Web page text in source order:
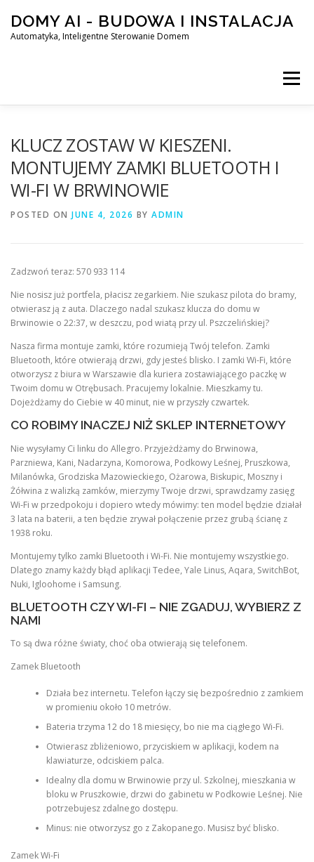
content
DOMY AI - BUDOWA I INSTALACJA
Automatyka, Inteligentne Sterowanie Domem
Menu
SMART DOM AI – AUTOMATYKA, INTELIGENTNE
KLUCZ ZOSTAW W KIESZENI.
MONTUJEMY ZAMKI BLUETOOTH I
WI-FI W BRWINOWIE
POSTED ON JUNE 4, 2026 BY ADMIN
Zadzwoń teraz: 570 933 114
Nie nosisz już portfela, płacisz zegarkiem. Nie szukasz pilota do bramy,
otwierasz ją z auta. Dlaczego nadal szukasz klucza do domu w
Brwinowie o 22:37, w deszczu, pod wiatą przy ul. Pszczelińskiej?
Nasza firma montuje zamki, które rozumieją Twój telefon. Zamki
Bluetooth, które otwierają drzwi, gdy jesteś blisko. I zamki Wi-Fi, które
otworzysz z biura w Warszawie dla kuriera zostawiającego paczkę w
Twoim domu w Otrębusach. Pracujemy lokalnie. Mieszkamy tu.
Dojeżdżamy do Ciebie w 40 minut, nie w przyszły czwartek.
CO ROBIMY INACZEJ NIŻ SKLEP INTERNETOWY
Nie wysyłamy Ci linku do Allegro. Przyjeżdżamy do Brwinowa,
Parzniewa, Kani, Nadarzyna, Komorowa, Podkowy Leśnej, Pruszkowa,
Milanówka, Grodziska Mazowieckiego, Ożarowa, Biskupic, Moszny i
Żółwina z walizką zamków, mierzymy Twoje drzwi, sprawdzamy zasięg
Wi-Fi w przedpokoju i dopiero wtedy mówimy: ten model będzie działał
3 lata na baterii, a ten będzie zrywał połączenie przez grubą ścianę z
1938 roku.
Montujemy tylko zamki Bluetooth i Wi-Fi. Nie montujemy wszystkiego.
Dlatego znamy każdy błąd aplikacji Tedee, Yale Linus, Aqara, SwitchBot,
Nuki, Igloohome i Samsung.
BLUETOOTH CZY WI-FI – NIE ZGADUJ, WYBIERZ Z
NAMI
To są dwa różne światy, choć oba otwierają się telefonem.
Zamek Bluetooth
Działa bez internetu. Telefon łączy się bezpośrednio z zamkiem
w promieniu około 10 metrów.
Bateria trzyma 12 do 18 miesięcy, bo nie ma ciągłego Wi-Fi.
Otwierasz zbliżeniowo, przyciskiem w aplikacji, kodem na
klawiaturze, odciskiem palca.
Idealny dla domu w Brwinowie przy ul. Szkolnej, mieszkania w
bloku w Pruszkowie, drzwi do gabinetu w Podkowie Leśnej. Nie
potrzebujesz zdalnego dostępu.
Minus: nie otworzysz go z Zakopanego. Musisz być blisko.
Zamek Wi-Fi